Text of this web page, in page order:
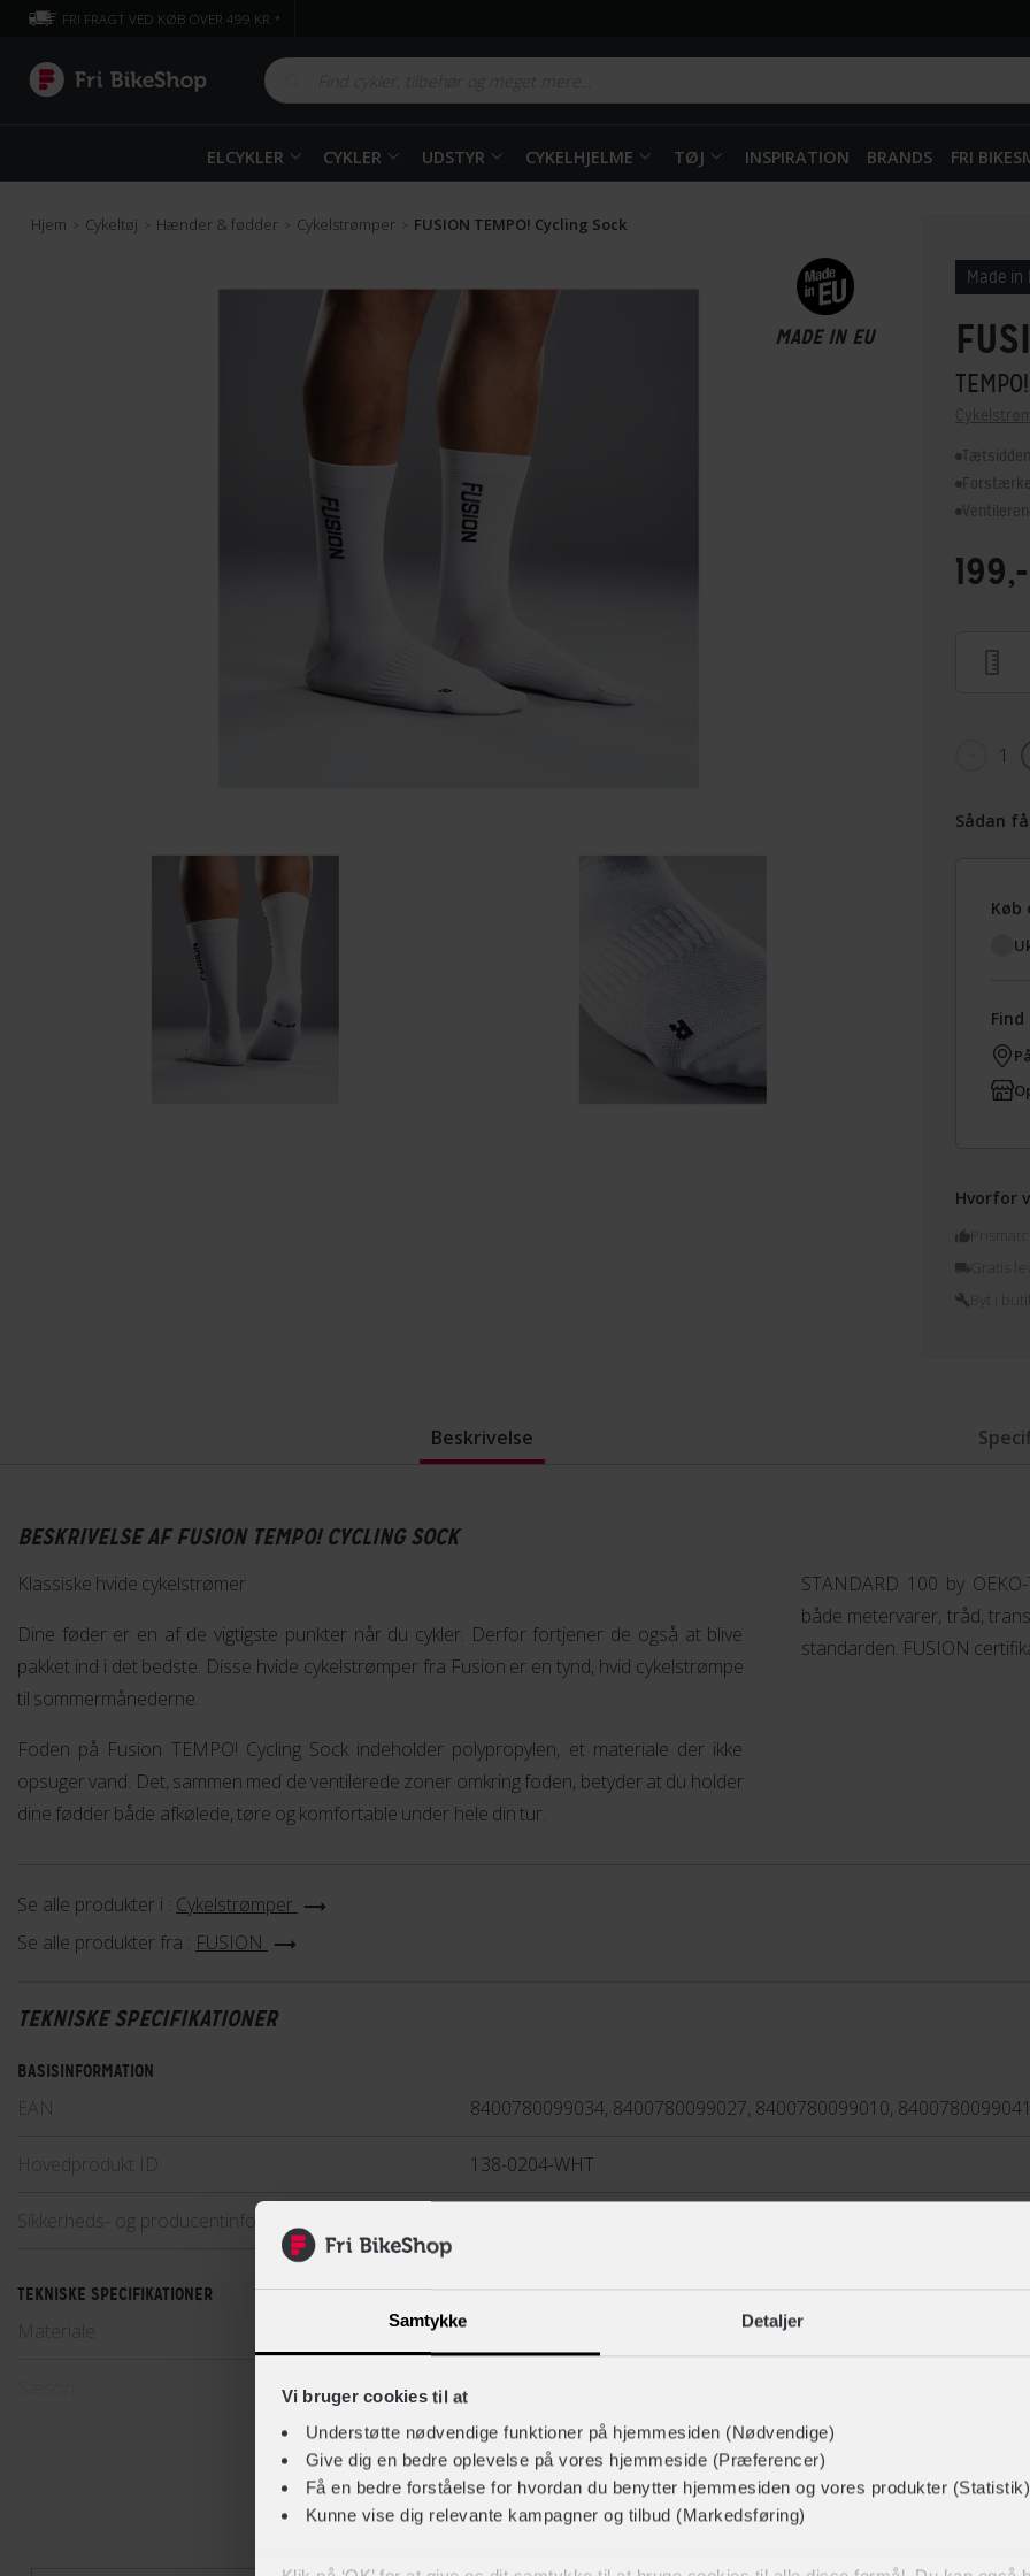
Samtykke Detaljer
Vi bruger cookies til at
Understøtte nødvendige funktioner på hjemmesiden (Nødvendige)
Give dig en bedre oplevelse på vores hjemmeside (Præferencer)
Få en bedre forståelse for hvordan du benytter hjemmesiden og vores produkter (Statistik)
Kunne vise dig relevante kampagner og tilbud (Markedsføring)
FRI FRAGT VED KØB OVER 499 KR.*
ELCYKLER CYKLER UDSTYR CYKELHJELME TØJ INSPIRATION BRANDS FRI
Hjem > Cykeltøj > Hænder & fødder > Cykelstrømper > FUSION TEMPO! Cycling Sock
MADE IN EU
Made in
199,-
1
Sådan
Køb
Hvorfor
Beskrivelse
BESKRIVELSE AF FUSION TEMPO! CYCLING SOCK
Klassiske hvide cykelstrømer
Dine føder er en af de vigtigste punkter når du cykler. Derfor fortjener de også at blive
pakket ind i det bedste. Disse hvide cykelstrømper fra Fusion er en tynd, hvid cykelstrømpe
til sommermånederne.
Foden på Fusion TEMPO! Cycling Sock indeholder polypropylen, et materiale der ikke
opsuger vand. Det, sammen med de ventilerede zoner omkring foden, betyder at du holder
dine fødder både afkølede, tøre og komfortable under hele din tur.
STANDARD 100 by
både metervarer, tråd,
standarden. FUSION
Se alle produkter i : Cykelstrømper
Se alle produkter fra : FUSION
TEKNISKE SPECIFIKATIONER
BASISINFORMATION
EAN 8400780099034, 8400780099027, 8400780099010,
Hovedprodukt ID 138-0204-WHT
Sikkerheds- og producentinfo
TEKNISKE SPECIFIKATIONER
Materiale 48 % Polypropylen,44 % Nylon,8 % Elastan
High cut Vis mere
LIGNENDE PRODUKTER